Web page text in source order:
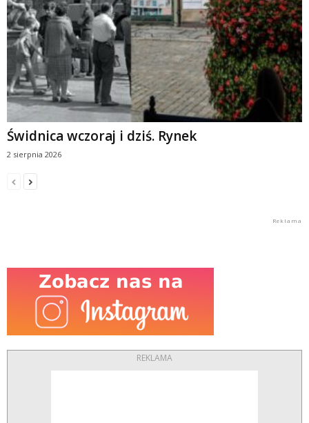
Świdnica wczoraj i dziś. Rynek
2 sierpnia 2026
REKLAMA